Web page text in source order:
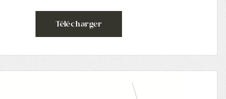
Télécharger